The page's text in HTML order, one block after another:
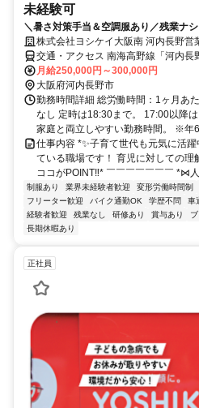
未経験可
＼暑さ対策手当＆空調服あり／残業ナ
株式会社ヨシケイ大阪南 河内長野営
交通・アクセス 南海高野線「河内長
月給250,000円～300,000円
大阪府河内長野市
勤務時間詳細 総労働時間：1ヶ月あ
なし 定時は18:30まで。 17:00以降
家庭と両立しやすい勤務時間。 ※年6
仕事内容 *✨子育て世代も元気に活
ている職場です！ 育児に対しての
ココがPOINT‼* ￣￣￣￣￣￣￣ *⋈
制服あり 業界未経験者歓迎 変形労働時間制
フリーター歓迎
バイク通勤OK 学歴不問 車
経験者歓迎
残業なし 研修あり 賞与あり
長期休暇あり
正社員